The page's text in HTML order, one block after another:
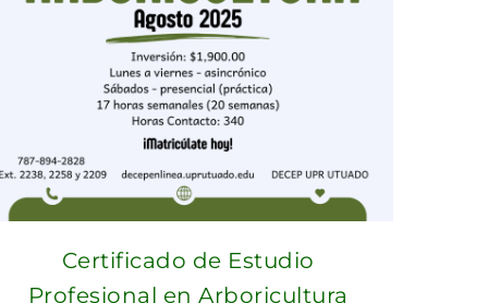
Certificado de Estudio
Profesional en Arboricultura